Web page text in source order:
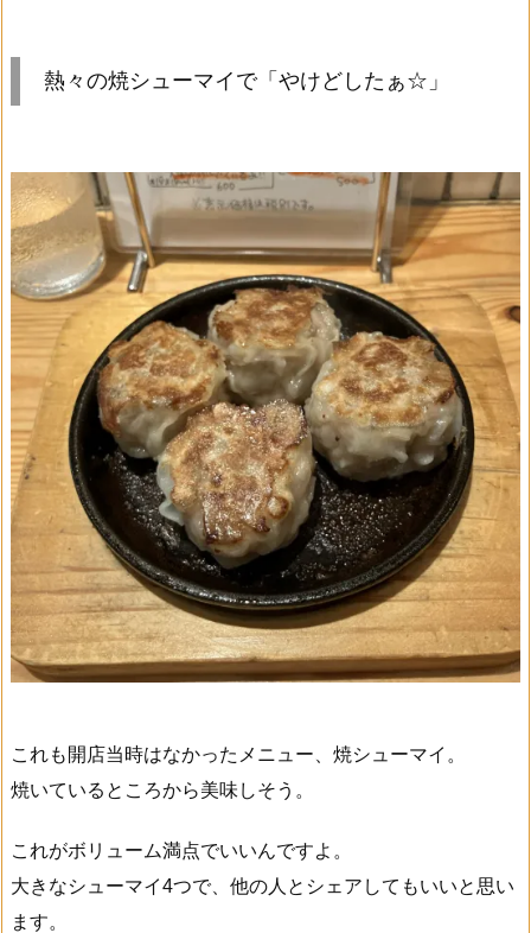
熱々の焼シューマイで「やけどしたぁ☆」
これも開店当時はなかったメニュー、焼シューマイ。
焼いているところから美味しそう。
これがボリューム満点でいいんですよ。
大きなシューマイ4つで、他の人とシェアしてもいいと思い
ます。